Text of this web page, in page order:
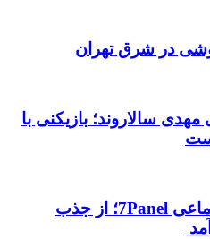
در شرق تهران
سالاروند؛ بازیکنی با
خدمات شبکه‌های اجتماعی 7Panel؛ از جذب